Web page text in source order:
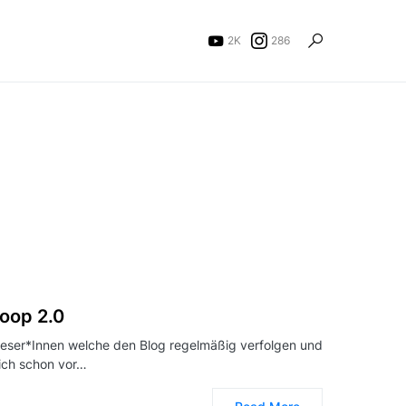
2K 286
2.0
welche den Blog regelmäßig verfolgen und
schon vor…